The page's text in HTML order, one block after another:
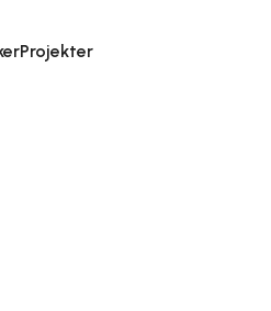
Projekter